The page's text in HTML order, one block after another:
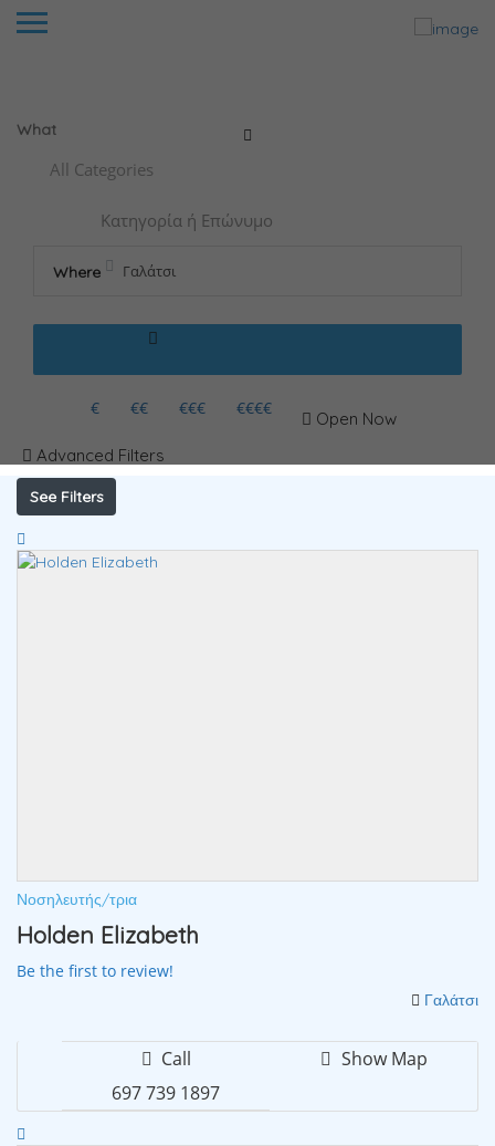
All Categories
What
Where
€ €€ €€€ €€€€
Open Now
Advanced Filters
See Filters
Νοσηλευτής/τρια
Holden Elizabeth
Be the first to review!
Γαλάτσι
Call
697 739 1897
Show Map